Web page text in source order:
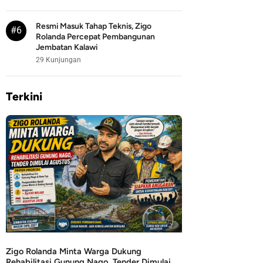
#6
Resmi Masuk Tahap Teknis, Zigo
Rolanda Percepat Pembangunan
Jembatan Kalawi
29 Kunjungan
Terkini
Zigo Rolanda Minta Warga Dukung